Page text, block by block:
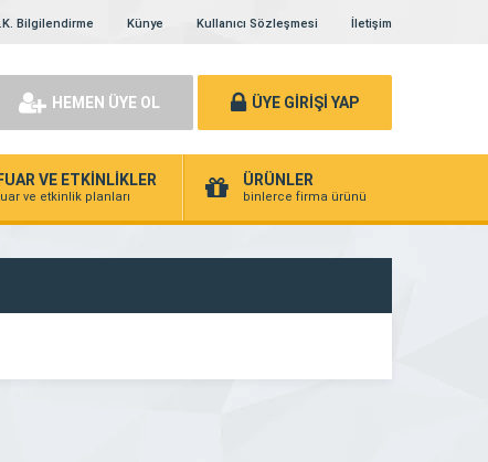
Bilgilendirme Künye Kullanıcı Sözleşmesi İletişim
HEMEN ÜYE OL ÜYE GİRİŞİ YAP
FUAR VE ETKİNLİKLER
ve etkinlik planları
ÜRÜNLER
binlerce firma ürünü